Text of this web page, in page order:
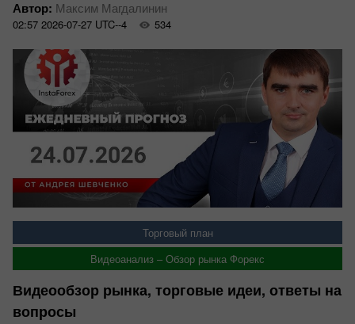
Автор: Максим Магдалинин
02:57 2026-07-27 UTC--4 534
Торговый план
Видеоанализ – Обзор рынка Форекс
Видеообзор рынка, торговые идеи, ответы на
вопросы